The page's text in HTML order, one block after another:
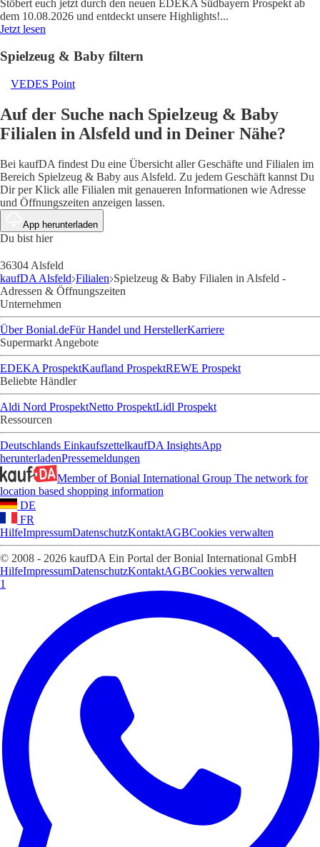
Stöbert euch jetzt durch den neuen EDEKA Südbayern Prospekt ab
dem 10.08.2026 und entdeckt unsere Highlights!...
Jetzt lesen
Spielzeug & Baby filtern
VEDES Point
Auf der Suche nach Spielzeug & Baby
Filialen in Alsfeld und in Deiner Nähe?
Bei kaufDA findest Du eine Übersicht aller Geschäfte und Filialen im
Bereich Spielzeug & Baby aus Alsfeld. Zu jedem Geschäft kannst Du
Dir per Klick alle Filialen mit genaueren Informationen wie Adresse
und Öffnungszeiten anzeigen lassen.
App herunterladen
Du bist hier
36304 Alsfeld
kaufDA Alsfeld Filialen Spielzeug & Baby Filialen in Alsfeld -
Adressen & Öffnungszeiten
Unternehmen
Über Bonial.deFür Handel und HerstellerKarriere
Supermarkt Angebote
EDEKA ProspektKaufland ProspektREWE Prospekt
Beliebte Händler
Aldi Nord ProspektNetto ProspektLidl Prospekt
Ressourcen
Deutschlands EinkaufszettelkaufDA InsightsApp
herunterladenPressemeldungen
Member of Bonial International Group The network for
location based shopping information
DE
FR
HilfeImpressumDatenschutzKontaktAGBCookies verwalten
© 2008 - 2026 kaufDA Ein Portal der Bonial International GmbH
HilfeImpressumDatenschutzKontaktAGBCookies verwalten
1